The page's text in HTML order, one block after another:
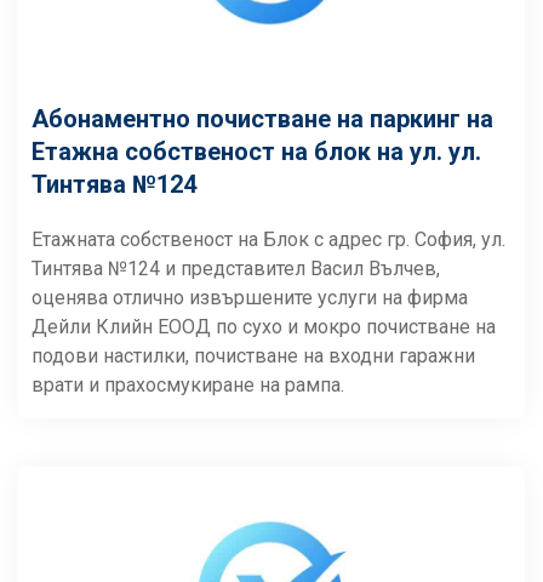
Абонаментно почистване на паркинг на
Етажна собственост на блок на ул. ул.
Тинтява №124
Етажната собственост на Блок с адрес гр. София, ул.
Тинтява №124 и представител Васил Вълчев,
оценява отлично извършените услуги на фирма
Дейли Клийн ЕООД по сухо и мокро почистване на
подови настилки, почистване на входни гаражни
врати и прахосмукиране на рампа.